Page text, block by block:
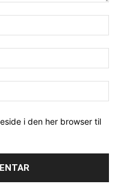
i den her browser til